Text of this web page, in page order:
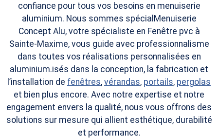
confiance pour tous vos besoins en menuiserie
aluminium. Nous sommes spécialMenuiserie
Concept Alu, votre spécialiste en Fenêtre pvc à
Sainte-Maxime, vous guide avec professionnalisme
dans toutes vos réalisations personnalisées en
aluminium.isés dans la conception, la fabrication et
l’installation de fenêtres, vérandas, portails, pergolas
et bien plus encore. Avec notre expertise et notre
engagement envers la qualité, nous vous offrons des
solutions sur mesure qui allient esthétique, durabilité
et performance.